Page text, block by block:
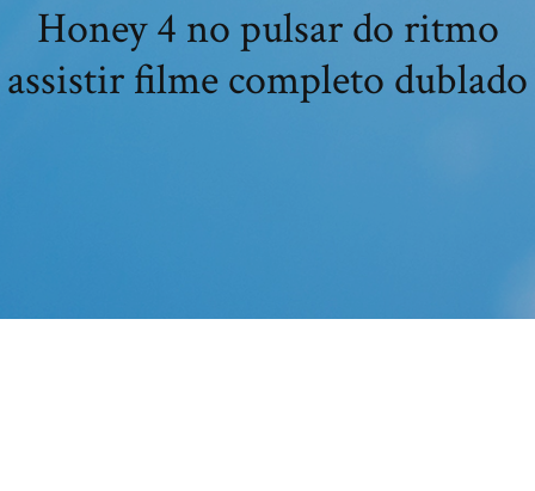
Honey 4 no pulsar do ritmo
assistir filme completo dublado